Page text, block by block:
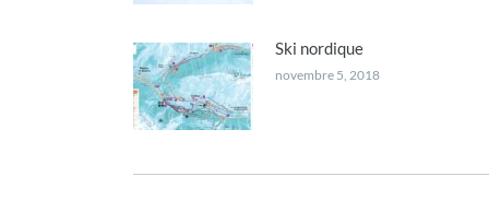
Ski nordique
novembre 5, 2018